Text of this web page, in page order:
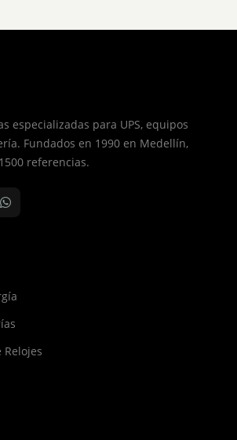
especializadas para UPS, equipos
Fundados en 1990 en Medellín,
referencias.
Relojes